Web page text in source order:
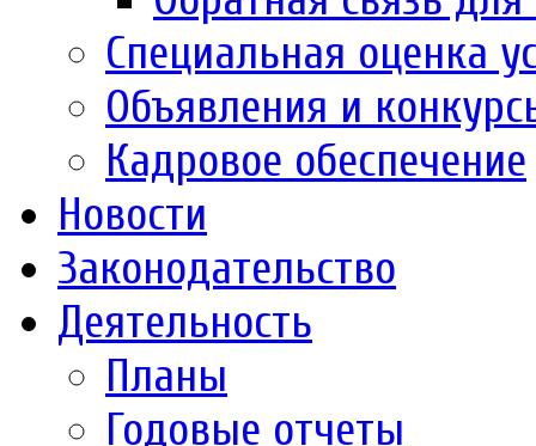
Специальная оценка
Объявления и
Кадровое обеспечение
Новости
Законодательство
Деятельность
Планы
Годовые отчеты